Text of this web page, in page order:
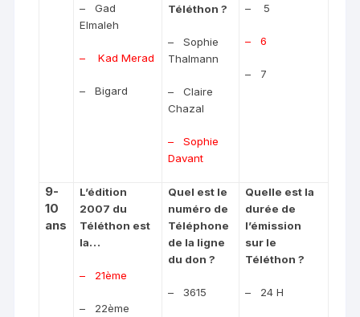
–
Gad
Elmaleh
–Kad Merad
– Bigard
Téléthon ?
–
Sophie
Thalmann
–
Claire
Chazal
–
Sophie
Davant
– 5
– 6
– 7
9-
10
ans
L’édition
2007 du
Téléthon est
la…
– 21ème
– 22ème
Quel est le
numéro de
Téléphone
de la ligne
du don ?
– 3615
Quelle est la
durée de
l’émission
sur le
Téléthon ?
– 24 H